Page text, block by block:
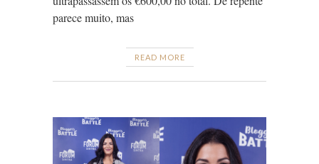
parece muito, mas
READ MORE